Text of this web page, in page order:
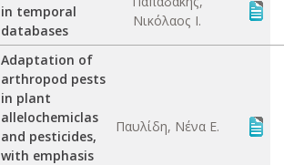
in temporal
databases
Νικόλαος Ι.
Adaptation of
arthropod pests
in plant
allelochemiclas
and pesticides,
with emphasis
Παυλίδη, Νένα Ε.